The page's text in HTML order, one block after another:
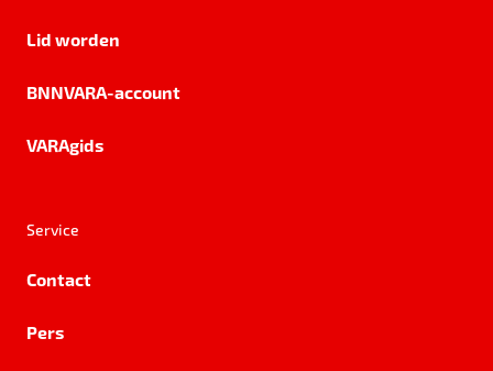
Lid worden
BNNVARA-account
VARAgids
Service
Contact
Pers